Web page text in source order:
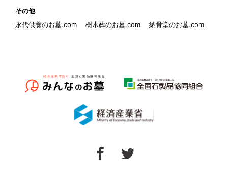
その他
永代供養のお墓.com
樹木葬のお墓.com 納骨堂のお墓.com